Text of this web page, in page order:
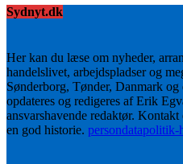
Sydnyt.dk
Her kan du læse om nyheder,
handelslivet, arbejdspladser og
Sønderborg, Tønder, Danmark
opdateres og redigeres af Erik
ansvarshavende redaktør.
en god historie. persondatapolitik-